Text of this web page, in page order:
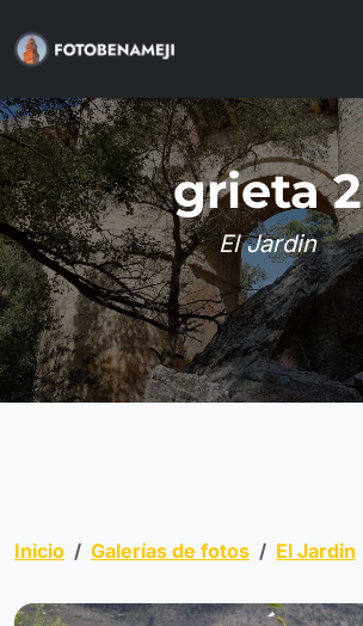
grieta 2
El Jardin
Inicio Galerías de fotos El Jardin